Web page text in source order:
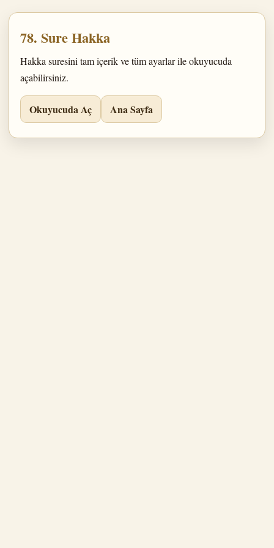
78. Sure Hakka
Hakka suresini tam içerik ve tüm ayarlar ile okuyucuda
açabilirsiniz.
Okuyucuda Aç Ana Sayfa